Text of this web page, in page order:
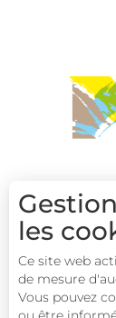
les
Ce site web
de mesure
Vous pouvez